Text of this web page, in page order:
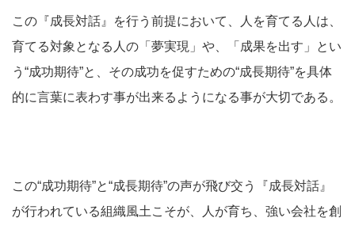
この『成長対話』を行う前提において、人を育てる人は、
育てる対象となる人の「夢実現」や、「成果を出す」とい
う“成功期待”と、その成功を促すための“成長期待”を具体
的に言葉に表わす事が出来るようになる事が大切である。
この“成功期待”と“成長期待”の声が飛び交う『成長対話』
が行われている組織風土こそが、人が育ち、強い会社を創